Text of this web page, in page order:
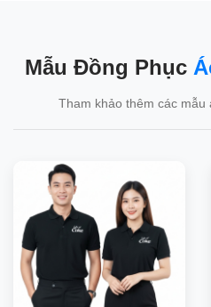
Mẫu Đồng Phục
Tham khảo thêm các mẫu